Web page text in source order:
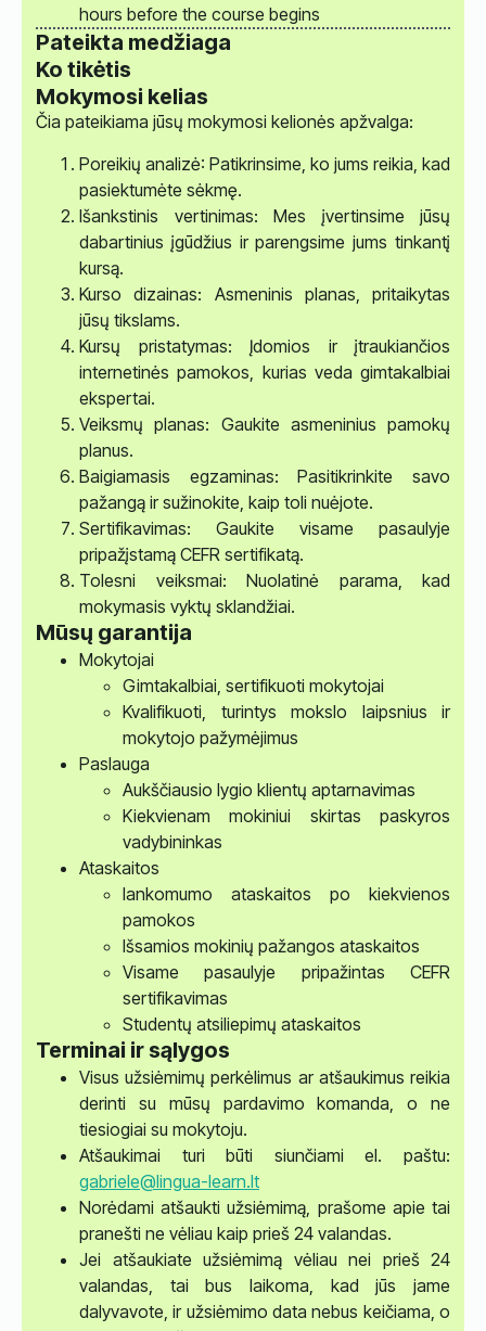
hours before the course begins
Pateikta medžiaga
Ko tikėtis
Mokymosi kelias
Čia pateikiama jūsų mokymosi kelionės apžvalga:
Poreikių analizė: Patikrinsime, ko jums reikia, kad
pasiektumėte sėkmę.
Išankstinis vertinimas: Mes įvertinsime jūsų
dabartinius įgūdžius ir parengsime jums tinkantį
kursą.
Kurso dizainas: Asmeninis planas, pritaikytas
jūsų tikslams.
Kursų pristatymas: Įdomios ir įtraukiančios
internetinės pamokos, kurias veda gimtakalbiai
ekspertai.
Veiksmų planas: Gaukite asmeninius pamokų
planus.
Baigiamasis egzaminas: Pasitikrinkite savo
pažangą ir sužinokite, kaip toli nuėjote.
Sertifikavimas: Gaukite visame pasaulyje
pripažįstamą CEFR sertifikatą.
Tolesni veiksmai: Nuolatinė parama, kad
mokymasis vyktų sklandžiai.
Mūsų garantija
Mokytojai
Gimtakalbiai, sertifikuoti mokytojai
Kvalifikuoti, turintys mokslo laipsnius ir
mokytojo pažymėjimus
Paslauga
Aukščiausio lygio klientų aptarnavimas
Kiekvienam mokiniui skirtas paskyros
vadybininkas
Ataskaitos
lankomumo ataskaitos po kiekvienos
pamokos
Išsamios mokinių pažangos ataskaitos
Visame pasaulyje pripažintas CEFR
sertifikavimas
Studentų atsiliepimų ataskaitos
Terminai ir sąlygos
Visus užsiėmimų perkėlimus ar atšaukimus reikia
derinti su mūsų pardavimo komanda, o ne
tiesiogiai su mokytoju.
Atšaukimai turi būti siunčiami el. paštu:
gabriele@lingua-learn.lt
Norėdami atšaukti užsiėmimą, prašome apie tai
pranešti ne vėliau kaip prieš 24 valandas.
Jei atšaukiate užsiėmimą vėliau nei prieš 24
valandas, tai bus laikoma, kad jūs jame
dalyvavote, ir užsiėmimo data nebus keičiama, o